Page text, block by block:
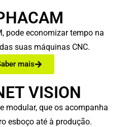
pode economizar tempo na
suas máquinas CNC.
mais
VISION
modular, que os acompanha
esboço até à produção.